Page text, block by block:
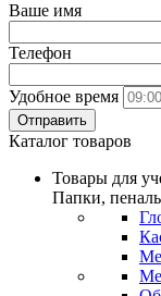
Ваше имя
Телефон
Удобное время
Отправить
Каталог товаров
Товары для
Папки,